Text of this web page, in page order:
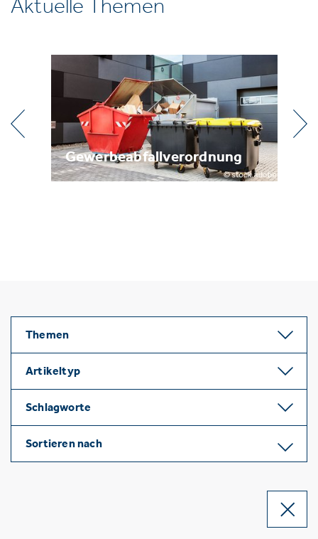
Metallrecycling
Themen
Artikeltyp
Schlagworte
Sortieren nach